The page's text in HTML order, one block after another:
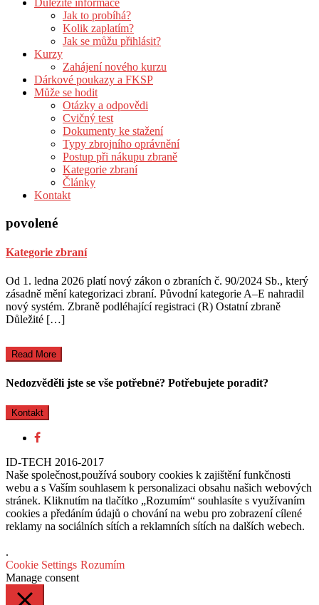
Důležité informace
Jak to probíhá?
Kolik zaplatím?
Jak se můžu přihlásit?
Kurzy
Zahájení nového kurzu
Dárkové poukazy a FKSP
Může se hodit
Otázky a odpovědi
Cvičný test
Dokumenty ke stažení
Typy zbrojního oprávnění
Postup při nákupu zbraně
Kategorie zbraní
Články
Kontakt
povolené
Kategorie zbraní
Od 1. ledna 2026 platí nový zákon o zbraních č. 90/2024 Sb., který
zásadně mění kategorizaci zbraní. Původní kategorie A–E nahradil
nový systém. Zbraně podléhající registraci (R) Ostatní zbraně
Důležité […]
Read More
Nedozvěděli jste se vše potřebné? Potřebujete poradit?
Kontakt
ID-TECH 2016-2017
Naše společnost,používá soubory cookies k zajištění funkčnosti
webu a s Vaším souhlasem k personalizaci obsahu našich webových
stránek. Kliknutím na tlačítko „Rozumím“ souhlasíte s využívaním
cookies a předáním údajů o chování na webu pro zobrazení cílené
reklamy na sociálních sítích a reklamních sítích na dalších webech.
.
Cookie Settings Rozumím
Manage consent